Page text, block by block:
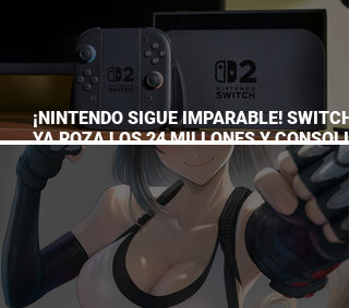
¡NINTENDO SIGUE IMPARABLE! SWITCH
YA ROZA LOS 24 MILLONES Y
EL DOMINIO DE LA GRAN N